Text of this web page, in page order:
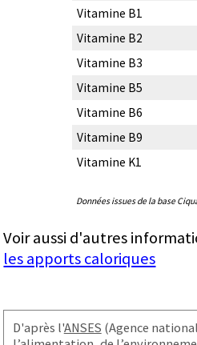
Vitamine B1
Vitamine B2
Vitamine B3
Vitamine B5
Vitamine B6
Vitamine B9
Vitamine K1
Données issues de la base
Voir aussi d'autres
les apports caloriques
D'après l'ANSES (Agence